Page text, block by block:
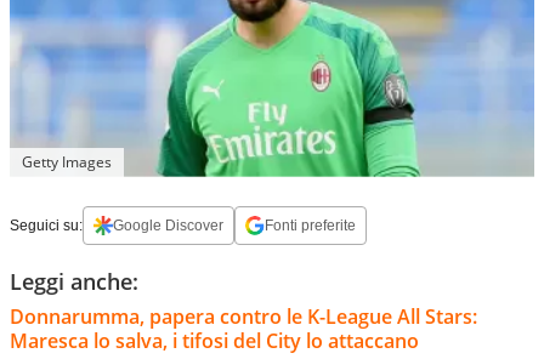
Getty Images
Seguici su: Google Discover Fonti preferite
Leggi anche:
Donnarumma, papera contro le K-League All Stars:
Maresca lo salva, i tifosi del City lo attaccano